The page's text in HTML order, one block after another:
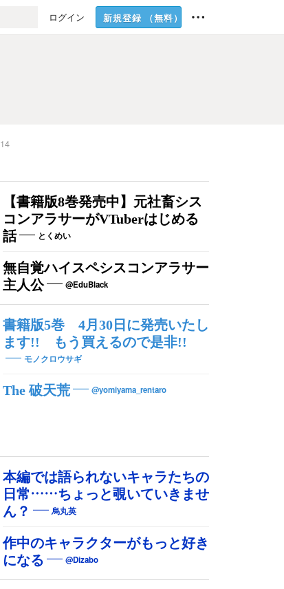
ログイン 新規登録 （無料）
14
【書籍版8巻発売中】元社畜シス
コンアラサーがVTuberはじめる
話
とくめい
無自覚ハイスペシスコンアラサー
主人公
@EduBlack
書籍版5巻 4月30日に発売いたし
ます!! もう買えるので是非!!
モノクロウサギ
The 破天荒 @yomiyama_rentaro
本編では語られないキャラたちの
日常……ちょっと覗いていきませ
ん？
烏丸英
作中のキャラクターがもっと好き
になる
@Dizabo